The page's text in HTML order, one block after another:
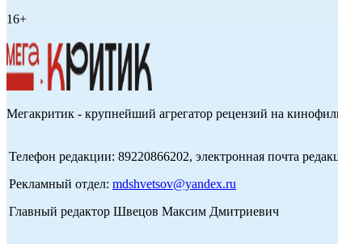
16+
Мегакритик - крупнейший агрегатор рецензий на
Телефон редакции: 89220866202, электронная почта
Рекламный отдел: mdshvetsov@yandex.ru
Главный редактор Швецов Максим Дмитриевич